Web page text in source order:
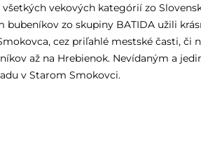
vekových kategórií zo
zo skupiny BATIDA užili
cez priľahlé mestské časti, či
až na Hrebienok. Nevídaným a
v Starom Smokovci.